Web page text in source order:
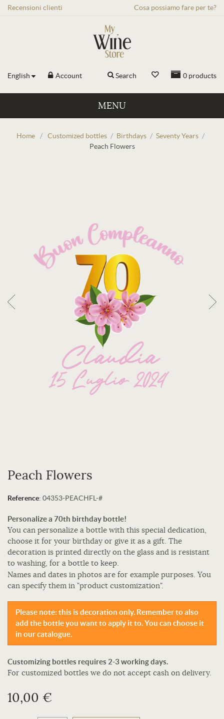
Recensioni clienti Cosa possiamo fare per te?
English Account 0 products
Search
MENU
Home / Customized bottles / Birthdays / Seventy Years /
Peach Flowers
Peach Flowers
Reference: 04353-PEACHFL-#
Personalize a 70th birthday bottle!
You can personalize a bottle with this special dedication,
choose it for your birthday or give it as a gift. The
decoration is printed directly on the glass and is resistant
to washing, for a bottle to keep.
Names and dates in photos are for example purposes. You
can specify them in "product customization".
Please note: this is decoration only. Remember to also
add the bottle you want to apply it to. You can choose it
in our catalogue.
Customizing bottles requires 2-3 working days.
For customized bottles we do not accept cash on delivery.
10,00 €